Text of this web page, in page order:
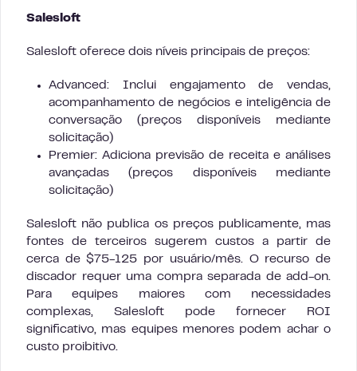
Salesloft
Salesloft oferece dois níveis principais de preços:
Advanced: Inclui engajamento de vendas,
acompanhamento de negócios e inteligência de
conversação (preços disponíveis mediante
solicitação)
Premier: Adiciona previsão de receita e análises
avançadas (preços disponíveis mediante
solicitação)
Salesloft não publica os preços publicamente, mas
fontes de terceiros sugerem custos a partir de
cerca de $75-125 por usuário/mês. O recurso de
discador requer uma compra separada de add-on.
Para equipes maiores com necessidades
complexas, Salesloft pode fornecer ROI
significativo, mas equipes menores podem achar o
custo proibitivo.